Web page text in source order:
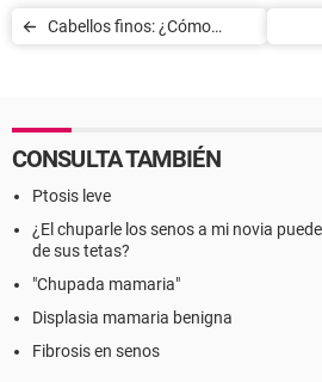
Cabellos finos: ¿Cómo
CONSULTA TAMBIÉN
Ptosis leve
¿El chuparle los senos a mi novia
de sus tetas?
"Chupada mamaria"
Displasia mamaria benigna
Fibrosis en senos